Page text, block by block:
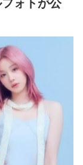
ォトが公